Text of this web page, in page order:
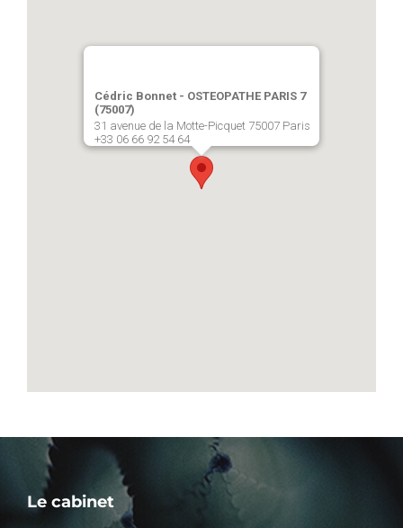
Cédric Bonnet - OSTEOPATHE PARIS 7
(75007)
31 avenue de la Motte-Picquet 75007 Paris
+33 06 66 92 54 64
Le cabinet